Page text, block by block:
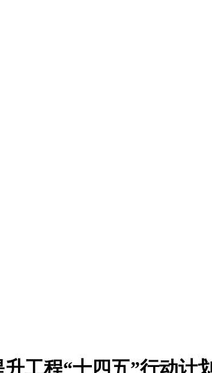
工程“十四五”行动计